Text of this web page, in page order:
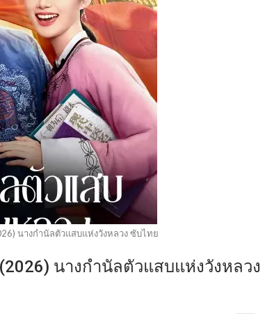
นางกำนัลตัวแสบแห่งวังหลวง ซับไทย
นางกำนัลตัวแสบแห่งวังหลวง